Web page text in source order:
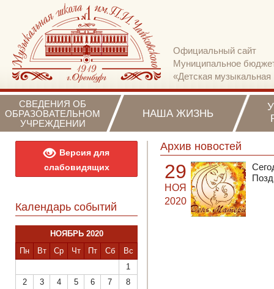
Официальный сайт
Муниципальное
«Детская
СВЕДЕНИЯ ОБ
ОБРАЗОВАТЕЛЬНОМ
УЧРЕЖДЕНИИ
НАША ЖИЗНЬ
Версия для
слабовидящих
Календарь событий
НОЯБРЬ 2020
Пн
Вт Ср Чт Пт Сб Вс
1
2
3 4 5 6 7
8
Архив новостей
29
НОЯ
2020